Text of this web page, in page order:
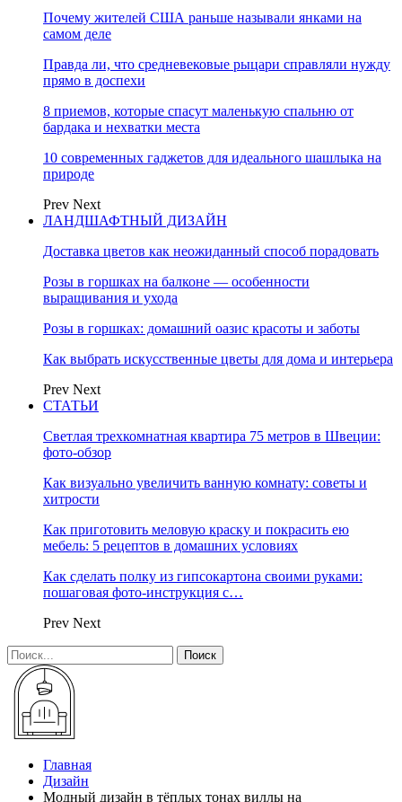
Почему жителей США раньше называли янками на
самом деле
Правда ли, что средневековые рыцари справляли нужду
прямо в доспехи
8 приемов, которые спасут маленькую спальню от
бардака и нехватки места
10 современных гаджетов для идеального шашлыка на
природе
Prev Next
ЛАНДШАФТНЫЙ ДИЗАЙН
Доставка цветов как неожиданный способ порадовать
Розы в горшках на балконе — особенности
выращивания и ухода
Розы в горшках: домашний оазис красоты и заботы
Как выбрать искусственные цветы для дома и интерьера
Prev Next
СТАТЬИ
Светлая трехкомнатная квартира 75 метров в Швеции:
фото-обзор
Как визуально увеличить ванную комнату: советы и
хитрости
Как приготовить меловую краску и покрасить ею
мебель: 5 рецептов в домашних условиях
Как сделать полку из гипсокартона своими руками:
пошаговая фото-инструкция с…
Prev Next
Главная
Дизайн
Модный дизайн в тёплых тонах виллы на